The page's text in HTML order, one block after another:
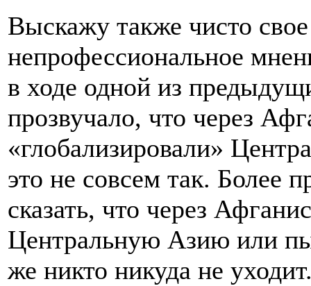
Выскажу также чисто
непрофессиональное
в ходе одной из
прозвучало, что через
«глобализировали»
это не совсем так. Более
сказать, что через
Центральную Азию или
же никто никуда не